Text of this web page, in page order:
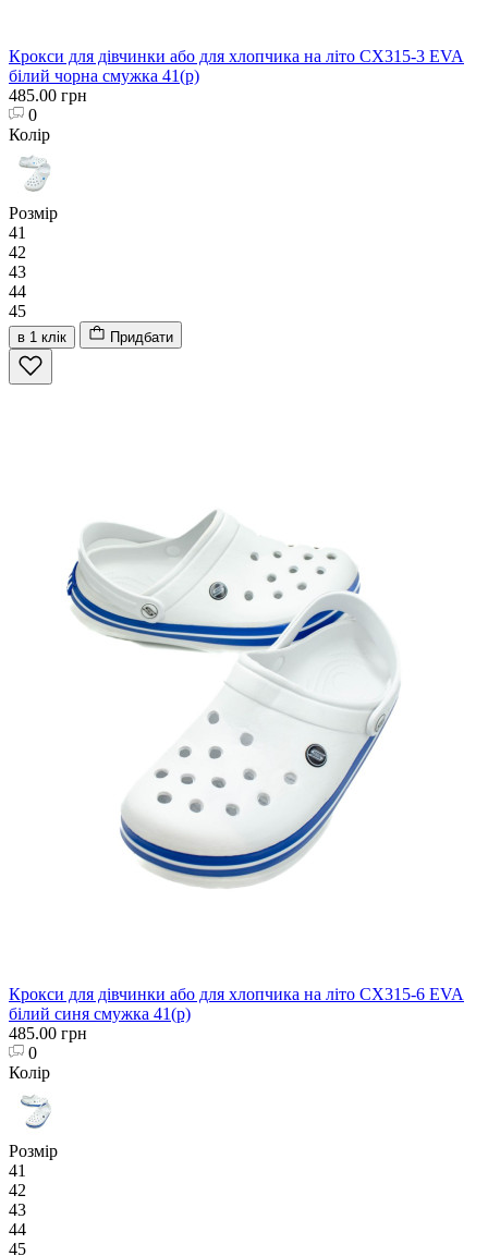
Крокси для дівчинки або для хлопчика на літо CX315-3 EVA
білий чорна смужка 41(р)
485.00 грн
0
Колір
Розмір
41
42
43
44
45
в 1 клік Придбати
Крокси для дівчинки або для хлопчика на літо CX315-6 EVA
білий синя смужка 41(р)
485.00 грн
0
Колір
Розмір
41
42
43
44
45